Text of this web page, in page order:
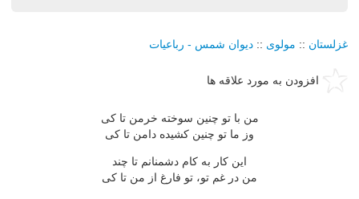
غزلستان :: مولوی :: دیوان شمس - رباعیات
افزودن به مورد علاقه ها
من با تو چنین سوخته خرمن تا کی
وز ما تو چنین کشیده دامن تا کی
این کار به کام دشمنانم تا چند
من در غم تو، تو فارغ از من تا کی